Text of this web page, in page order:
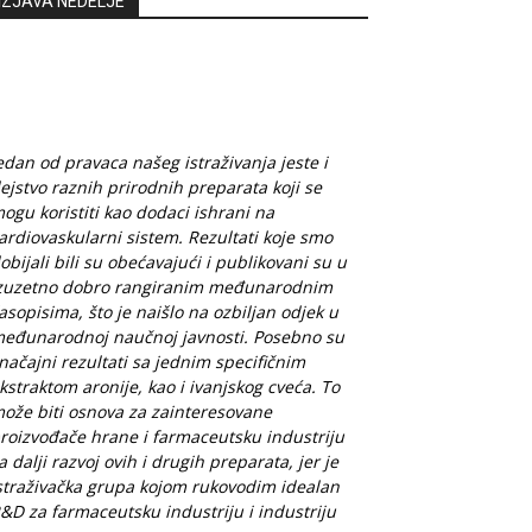
od pravaca našeg istraživanja jeste i
raznih prirodnih preparata koji se
koristiti kao dodaci ishrani na
sistem. Rezultati koje smo
bili su obećavajući i publikovani su u
dobro rangiranim međunarodnim
što je naišlo na ozbiljan odjek u
naučnoj javnosti. Posebno su
rezultati sa jednim specifičnim
aronije, kao i ivanjskog cveća. To
biti osnova za zainteresovane
hrane i farmaceutsku industriju
dalji razvoj ovih i drugih preparata, jer je
grupa kojom rukovodim idealan
za farmaceutsku industriju i industriju